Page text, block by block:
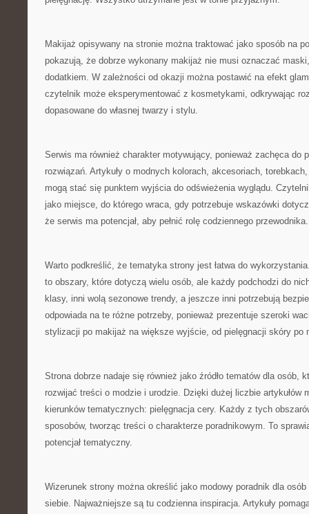
Makijaż opisywany na stronie można traktować jako sposób na
pokazują, że dobrze wykonany makijaż nie musi oznaczać
dodatkiem. W zależności od okazji można postawić na efekt
czytelnik może eksperymentować z kosmetykami, odkrywając
dopasowane do własnej twarzy i stylu.
Serwis ma również charakter motywujący, ponieważ zachęca do
rozwiązań. Artykuły o modnych kolorach, akcesoriach,
mogą stać się punktem wyjścia do odświeżenia wyglądu.
jako miejsce, do którego wraca, gdy potrzebuje wskazówki
że serwis ma potencjał, aby pełnić rolę codziennego przewodnika.
Warto podkreślić, że tematyka strony jest łatwa do
to obszary, które dotyczą wielu osób, ale każdy podchodzi do
klasy, inni wolą sezonowe trendy, a jeszcze inni potrzebują
odpowiada na te różne potrzeby, ponieważ prezentuje szeroki
stylizacji po makijaż na większe wyjście, od pielęgnacji skóry po
Strona dobrze nadaje się również jako źródło tematów dla osób,
rozwijać treści o modzie i urodzie. Dzięki dużej liczbie artykułów
kierunków tematycznych: pielęgnacja cery. Każdy z tych
sposobów, tworząc treści o charakterze poradnikowym. To
potencjał tematyczny.
Wizerunek strony można określić jako modowy poradnik dla
siebie. Najważniejsze są tu codzienna inspiracja. Artykuły